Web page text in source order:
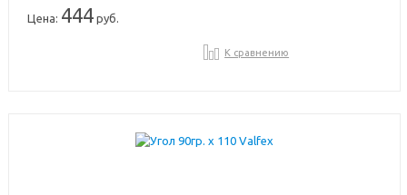
Цена: 444руб.
К сравнению